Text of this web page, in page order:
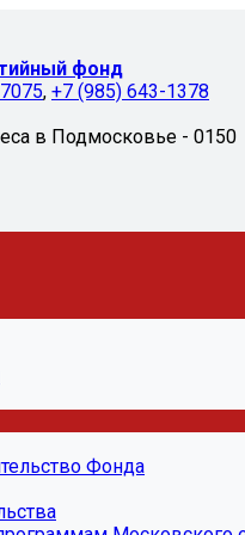
фонд
, +7 (985) 643-1378
в Подмосковье - 0150
Фонда